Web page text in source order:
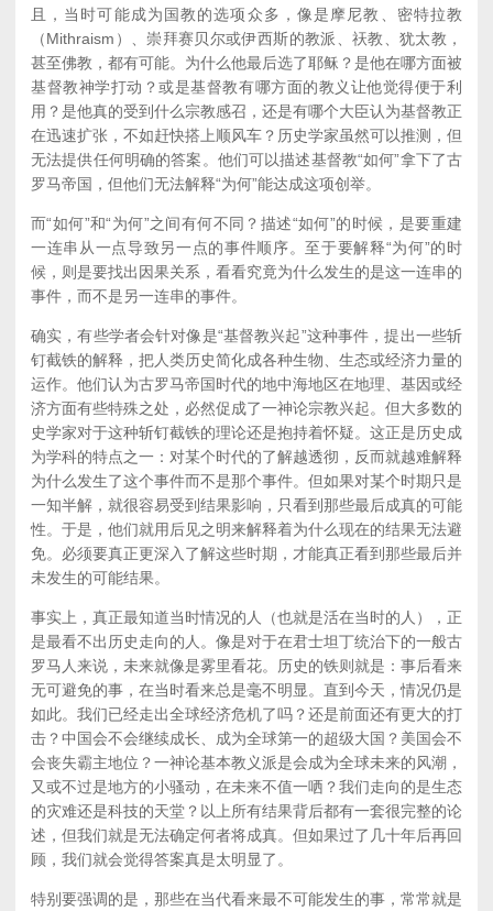
且，当时可能成为国教的选项众多，像是摩尼教、密特拉教
（Mithraism）、崇拜赛贝尔或伊西斯的教派、祆教、犹太教，
甚至佛教，都有可能。为什么他最后选了耶稣？是他在哪方面被
基督教神学打动？或是基督教有哪方面的教义让他觉得便于利
用？是他真的受到什么宗教感召，还是有哪个大臣认为基督教正
在迅速扩张，不如赶快搭上顺风车？历史学家虽然可以推测，但
无法提供任何明确的答案。他们可以描述基督教“如何”拿下了古
罗马帝国，但他们无法解释“为何”能达成这项创举。
而“如何”和“为何”之间有何不同？描述“如何”的时候，是要重建
一连串从一点导致另一点的事件顺序。至于要解释“为何”的时
候，则是要找出因果关系，看看究竟为什么发生的是这一连串的
事件，而不是另一连串的事件。
确实，有些学者会针对像是“基督教兴起”这种事件，提出一些斩
钉截铁的解释，把人类历史简化成各种生物、生态或经济力量的
运作。他们认为古罗马帝国时代的地中海地区在地理、基因或经
济方面有些特殊之处，必然促成了一神论宗教兴起。但大多数的
史学家对于这种斩钉截铁的理论还是抱持着怀疑。这正是历史成
为学科的特点之一：对某个时代的了解越透彻，反而就越难解释
为什么发生了这个事件而不是那个事件。但如果对某个时期只是
一知半解，就很容易受到结果影响，只看到那些最后成真的可能
性。于是，他们就用后见之明来解释着为什么现在的结果无法避
免。必须要真正更深入了解这些时期，才能真正看到那些最后并
未发生的可能结果。
事实上，真正最知道当时情况的人（也就是活在当时的人），正
是最看不出历史走向的人。像是对于在君士坦丁统治下的一般古
罗马人来说，未来就像是雾里看花。历史的铁则就是：事后看来
无可避免的事，在当时看来总是毫不明显。直到今天，情况仍是
如此。我们已经走出全球经济危机了吗？还是前面还有更大的打
击？中国会不会继续成长、成为全球第一的超级大国？美国会不
会丧失霸主地位？一神论基本教义派是会成为全球未来的风潮，
又或不过是地方的小骚动，在未来不值一哂？我们走向的是生态
的灾难还是科技的天堂？以上所有结果背后都有一套很完整的论
述，但我们就是无法确定何者将成真。但如果过了几十年后再回
顾，我们就会觉得答案真是太明显了。
特别要强调的是，那些在当代看来最不可能发生的事，常常就是